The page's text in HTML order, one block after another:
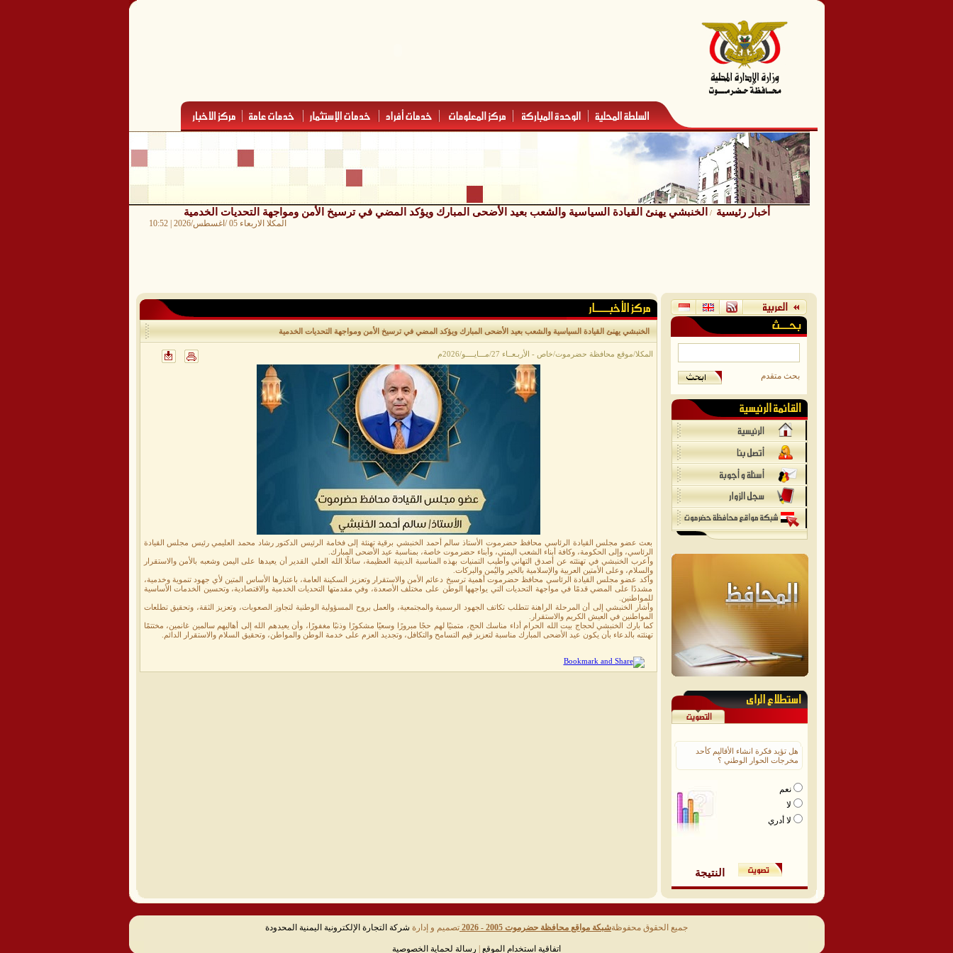
أخبار رئيسية / الخنبشي يهنئ القيادة السياسية والشعب بعيد الأضحى المبارك ويؤكد المضي في ترسيخ الأمن ومواجهة التحديات الخدمية
المكلا الاربعاء 05 /اغسطس/2026 | 10:52
الخنبشي يهنئ القيادة السياسية والشعب بعيد الأضحى المبارك ويؤكد المضي في ترسيخ الأمن ومواجهة التحديات الخدمية
المكلا/موقع محافظة حضرموت/خاص - الأربـعــاء 27/مـــايــــو/2026م
بعث عضو مجلس القيادة الرئاسي محافظ حضرموت الأستاذ سالم أحمد الخنبشي برقية تهنئة إلى فخامة الرئيس الدكتور رشاد محمد العليمي رئيس مجلس القيادة
الرئاسي، وإلى الحكومة، وكافة أبناء الشعب اليمني، وأبناء حضرموت خاصة، بمناسبة عيد الأضحى المبارك.
وأعرب الخنبشي في تهنئته عن أصدق التهاني وأطيب التمنيات بهذه المناسبة الدينية العظيمة، سائلًا الله العلي القدير أن يعيدها على اليمن وشعبه بالأمن والاستقرار
والسلام، وعلى الأمتين العربية والإسلامية بالخير واليُمن والبركات.
وأكد عضو مجلس القيادة الرئاسي محافظ حضرموت أهمية ترسيخ دعائم الأمن والاستقرار وتعزيز السكينة العامة، باعتبارها الأساس المتين لأي جهود تنموية وخدمية،
مشددًا على المضي قدمًا في مواجهة التحديات التي يواجهها الوطن على مختلف الأصعدة، وفي مقدمتها التحديات الخدمية والاقتصادية، وتحسين الخدمات الأساسية
للمواطنين.
وأشار الخنبشي إلى أن المرحلة الراهنة تتطلب تكاتف الجهود الرسمية والمجتمعية، والعمل بروح المسؤولية الوطنية لتجاوز الصعوبات، وتعزيز الثقة، وتحقيق تطلعات
المواطنين في العيش الكريم والاستقرار.
كما بارك الخنبشي لحجاج بيت الله الحرام أداء مناسك الحج، متمنيًا لهم حجًا مبرورًا وسعيًا مشكورًا وذنبًا مغفورًا، وأن يعيدهم الله إلى أهاليهم سالمين غانمين، مختتمًا
تهنئته بالدعاء بأن يكون عيد الأضحى المبارك مناسبة لتعزيز قيم التسامح والتكافل، وتجديد العزم على خدمة الوطن والمواطن، وتحقيق السلام والاستقرار الدائم.
بحث متقدم
هل تؤيد فكرة انشاء الأقاليم كأحد
مخرجات الحوار الوطني ؟
نعم
لا
لا أدري
النتيجة
جميع الحقوق محفوظةشبكة مواقع محافظة حضرموت 2005 - 2026 تصميم و إدارة شركة التجارة الإلكترونية اليمنية المحدودة
اتفاقية استخدام الموقع رسالة لحماية الخصوصية